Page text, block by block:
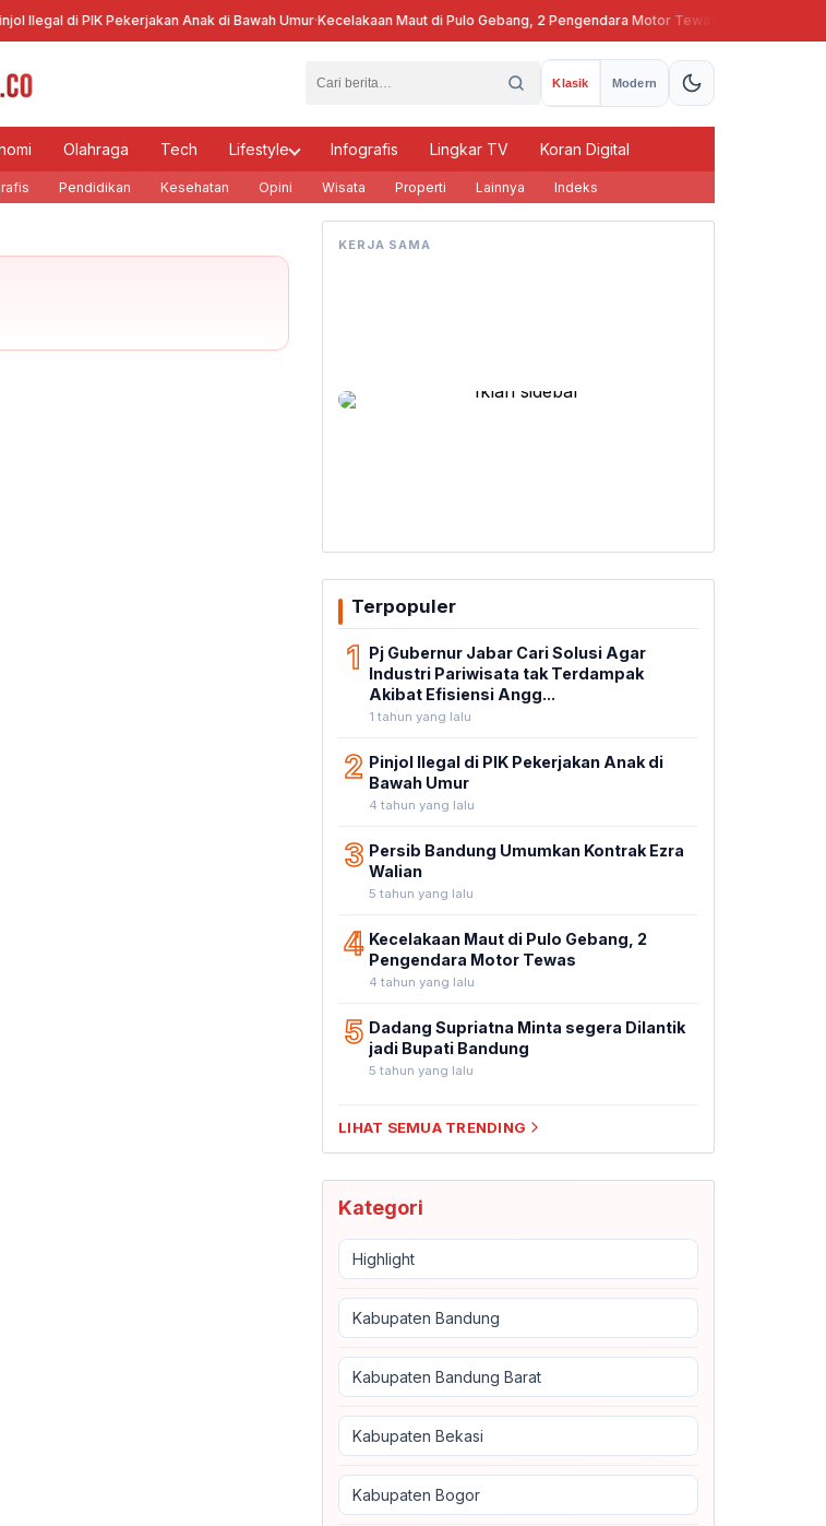
Ilegal di PIK Pekerjakan Anak di Bawah Umur·Kecelakaan Maut di Pulo Gebang, 2 Pengendara Motor Tewas
Klasik Modern
Olahraga Tech Lifestyle Infografis Lingkar TV Koran Digital
Pendidikan Kesehatan Opini Wisata Properti Lainnya Indeks
KERJA SAMA
Terpopuler
1 Pj Gubernur Jabar Cari Solusi Agar
Industri Pariwisata tak Terdampak
Akibat Efisiensi Angg...
1 tahun yang lalu
2 Pinjol Ilegal di PIK Pekerjakan Anak di
Bawah Umur
4 tahun yang lalu
3 Persib Bandung Umumkan Kontrak Ezra
Walian
5 tahun yang lalu
4 Kecelakaan Maut di Pulo Gebang, 2
Pengendara Motor Tewas
4 tahun yang lalu
5 Dadang Supriatna Minta segera Dilantik
jadi Bupati Bandung
5 tahun yang lalu
LIHAT SEMUA TRENDING
Kategori
Highlight
Kabupaten Bandung
Kabupaten Bandung Barat
Kabupaten Bekasi
Kabupaten Bogor